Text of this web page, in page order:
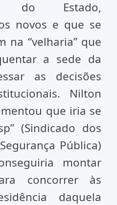
do Estado,
novos e que se
na “velharia” que
a sede da
as decisões
Nilton
que iria se
(Sindicado dos
Pública)
montar
concorrer às
daquela